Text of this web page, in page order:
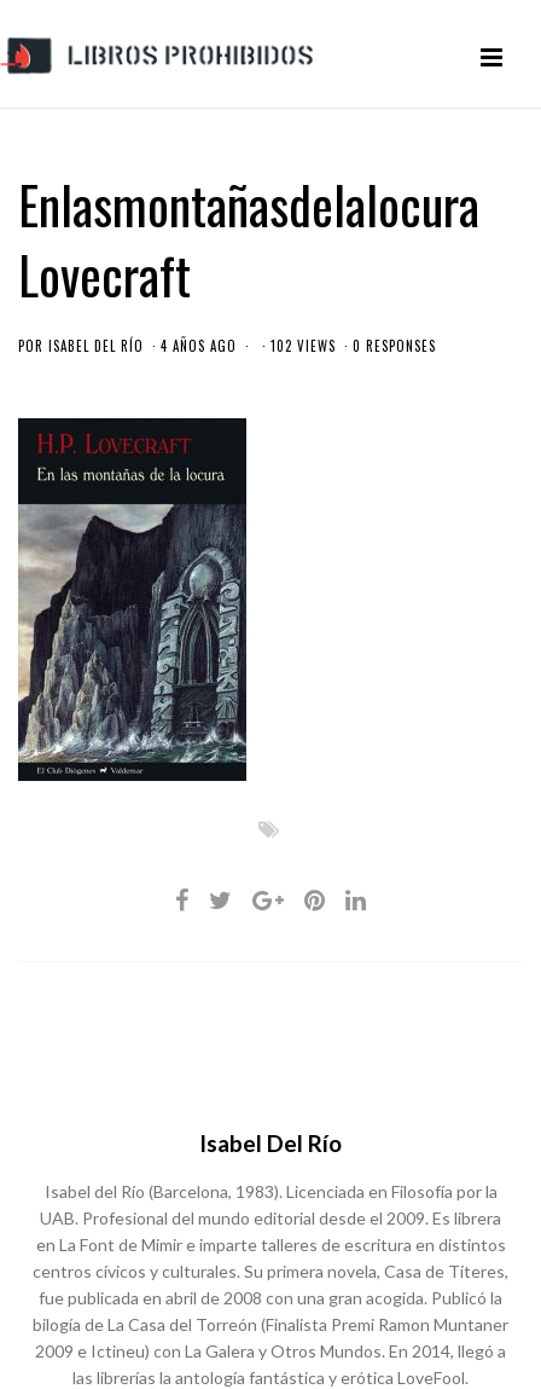
Enlasmontañasdelalocura
Lovecraft
POR ISABEL DEL RÍO 4 AÑOS AGO 102 VIEWS 0 RESPONSES
Isabel Del Río
Isabel del Río (Barcelona, 1983). Licenciada en Filosofía por la
UAB. Profesional del mundo editorial desde el 2009. Es librera
en La Font de Mimir e imparte talleres de escritura en distintos
centros cívicos y culturales. Su primera novela, Casa de Títeres,
fue publicada en abril de 2008 con una gran acogida. Publicó la
bilogía de La Casa del Torreón (Finalista Premi Ramon Muntaner
2009 e Ictineu) con La Galera y Otros Mundos. En 2014, llegó a
las librerías la antología fantástica y erótica LoveFool.